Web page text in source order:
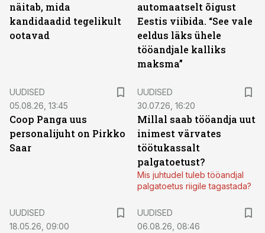
näitab, mida
kandidaadid tegelikult
ootavad
automaatselt õigust
Eestis viibida. “See vale
eeldus läks ühele
tööandjale kalliks
maksma”
UUDISED
05.08.26, 13:45
Coop Panga uus
personalijuht on Pirkko
Saar
UUDISED
30.07.26, 16:20
Millal saab tööandja uut
inimest värvates
töötukassalt
palgatoetust?
Mis juhtudel tuleb tööandjal
palgatoetus riigile tagastada?
UUDISED
18.05.26, 09:00
UUDISED
06.08.26, 08:46